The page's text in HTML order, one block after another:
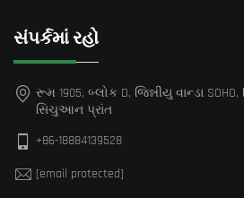
સંપર્કમાં રહો
રૂમ 1905, બ્લોક D, જિન્નીયુ વાન્ડા
સિચુઆન પ્રાંત
+86-18884139528
[email protected]